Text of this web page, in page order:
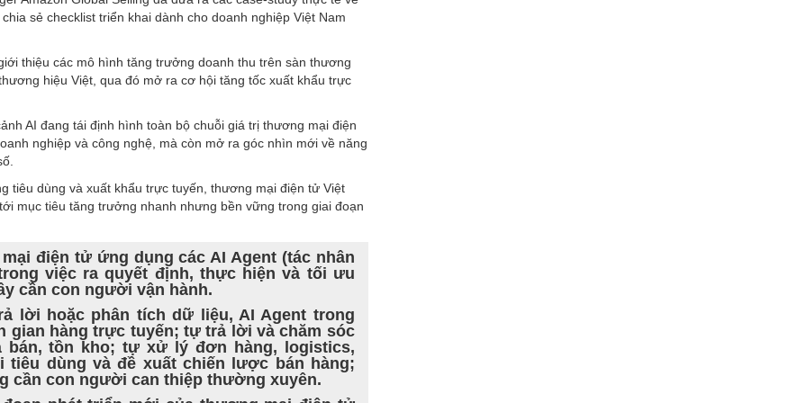
sẻ checklist triển khai dành cho doanh nghiệp Việt Nam
thiệu các mô hình tăng trưởng doanh thu trên sàn thương
hiệu Việt, qua đó mở ra cơ hội tăng tốc xuất khẩu trực
AI đang tái định hình toàn bộ chuỗi giá trị thương mại điện
nghiệp và công nghệ, mà còn mở ra góc nhìn mới về năng
tiêu dùng và xuất khẩu trực tuyến, thương mại điện tử Việt
mục tiêu tăng trưởng nhanh nhưng bền vững trong giai đoạn
điện tử ứng dụng các AI Agent (tác nhân
việc ra quyết định, thực hiện và tối ưu
cần con người vận hành.
lời hoặc phân tích dữ liệu, AI Agent trong
gian hàng trực tuyến; tự trả lời và chăm sóc
tồn kho; tự xử lý đơn hàng, logistics,
dùng và đề xuất chiến lược bán hàng;
cần con người can thiệp thường xuyên.